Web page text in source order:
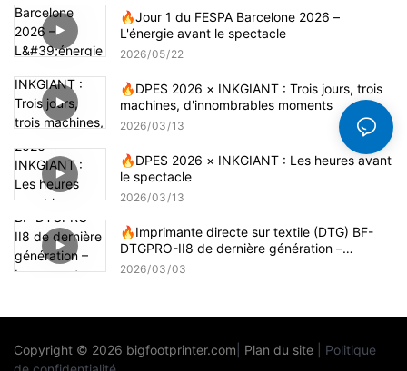
🔥Jour 1 du FESPA Barcelone 2026 –
L'énergie avant le spectacle
2026 05 22
🔥DPES 2026 × INKGIANT : Trois jours, trois
machines, d'innombrables moments
2026 03 13
🔥DPES 2026 × INKGIANT : Les heures avant
le spectacle
2026 03 13
🔥Imprimante directe sur textile (DTG) BF-
DTGPRO-II8 de dernière génération –
Inaugurant une nouvelle ère d'impression de
2026 03 03
Copyright © 2026 bigfootprinter.com Plan du site
Politique